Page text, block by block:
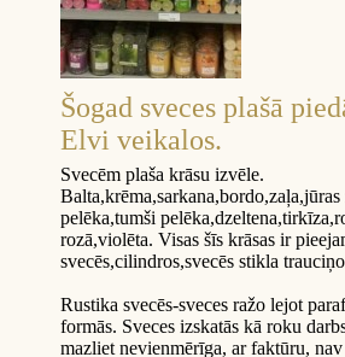
Šogad sveces plašā
Elvi veikalos.
Svecēm plaša krāsu izvēle.
Balta,krēma,sarkana,bordo,zaļa,jūras
pelēka,tumši pelēka,dzeltena,tirk
rozā,violēta. Visas šīs krāsas ir
svecēs,cilindros,svecēs stikla
Rustika svecēs-sveces ražo lejot
formās. Sveces izskatās kā roku
mazliet nevienmērīga, ar faktūru,